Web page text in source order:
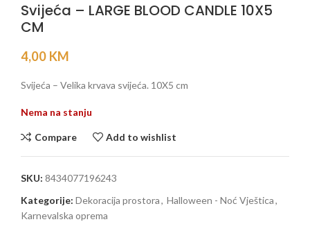
Svijeća – LARGE BLOOD CANDLE 10X5
CM
4,00 KM
Svijeća – Velika krvava svijeća. 10X5 cm
Nema na stanju
Compare Add to wishlist
SKU: 8434077196243
Kategorije: Dekoracija prostora, Halloween - Noć Vještica,
Karnevalska oprema